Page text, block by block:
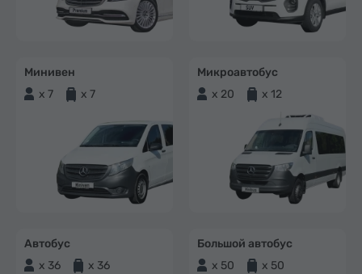
Минивен
x 7
x 7
Микроавтобус
x 20
x 12
Автобус
x 36
x 36
Большой автобус
x 50
x 50